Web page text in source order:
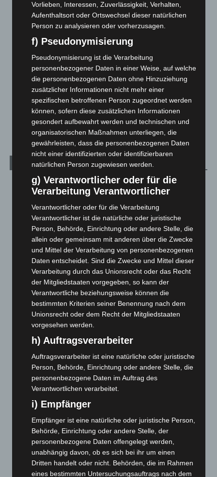
Blaulicht
Corona-News
Hannover und Region
Langenhagen und Ortsteile
Leserbriefe
Menschen
Über uns
Veranstaltungen
1.271
Archiv
August 2026(14)
Juni 2026
Mai 2026(99)
April 2026 (99)
März 2026
(115)
Februar 2026(109)
Januar 2026(122)
Dezember 2025(103)
November 2025(114)
Oktober 2025(112)
September 2025(93)
August 2025(90)
(90)
Juni 2025(103)
Mai 2025(112)
April 2025(88)
März 2025(111)
Februar 2025(96)
Januar 2025 (88)
Vorlieben, Interessen, Zuverlässigkeit, Verhalten,
Aufenthaltsort oder Ortswechsel dieser natürlichen
Person zu analysieren oder vorherzusagen.
f) Pseudonymisierung
Pseudonymisierung ist die Verarbeitung
personenbezogener Daten in einer Weise, auf welche
die personenbezogenen Daten ohne Hinzuziehung
zusätzlicher Informationen nicht mehr einer
spezifischen betroffenen Person zugeordnet werden
können, sofern diese zusätzlichen Informationen
gesondert aufbewahrt werden und technischen und
organisatorischen Maßnahmen unterliegen, die
gewährleisten, dass die personenbezogenen Daten
nicht einer identifizierten oder identifizierbaren
natürlichen Person zugewiesen werden.
g) Verantwortlicher oder für die
Verarbeitung Verantwortlicher
Verantwortlicher oder für die Verarbeitung
Verantwortlicher ist die natürliche oder juristische
Person, Behörde, Einrichtung oder andere Stelle, die
allein oder gemeinsam mit anderen über die Zwecke
und Mittel der Verarbeitung von personenbezogenen
Daten entscheidet. Sind die Zwecke und Mittel dieser
Verarbeitung durch das Unionsrecht oder das Recht
der Mitgliedstaaten vorgegeben, so kann der
Verantwortliche beziehungsweise können die
bestimmten Kriterien seiner Benennung nach dem
Unionsrecht oder dem Recht der Mitgliedstaaten
vorgesehen werden.
h) Auftragsverarbeiter
Auftragsverarbeiter ist eine natürliche oder juristische
Person, Behörde, Einrichtung oder andere Stelle, die
personenbezogene Daten im Auftrag des
Verantwortlichen verarbeitet.
i) Empfänger
Empfänger ist eine natürliche oder juristische Person,
Behörde, Einrichtung oder andere Stelle, der
personenbezogene Daten offengelegt werden,
unabhängig davon, ob es sich bei ihr um einen
Dritten handelt oder nicht. Behörden, die im Rahmen
eines bestimmten Untersuchungsauftrags nach dem